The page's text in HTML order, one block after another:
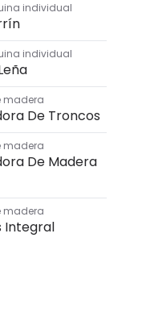
individual
individual
madera
De Troncos
madera
De Madera
madera
Integral